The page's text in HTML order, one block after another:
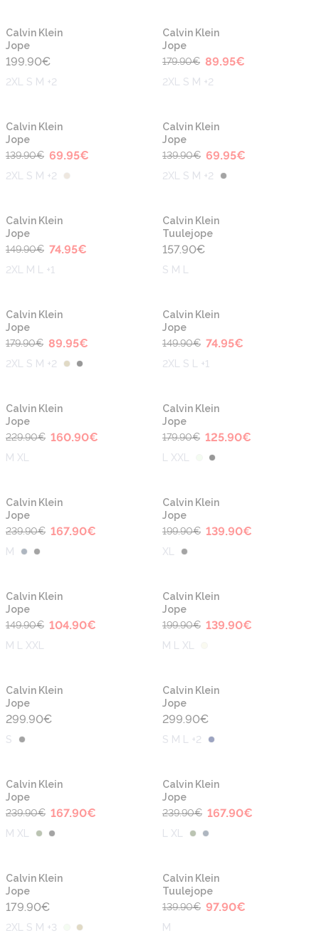
Calvin Klein
Jope
199.90€
2XL S M +2
-50%
Calvin Klein
Jope
179.90€ 89.95€
2XL S M +2
-50%
Calvin Klein
Jope
139.90€ 69.95€
2XL S M +2
-50%
Calvin Klein
Jope
139.90€ 69.95€
2XL S M +2
-50%
Calvin Klein
Jope
149.90€ 74.95€
2XL M L +1
Calvin Klein
Tuulejope
157.90€
S M L
-50%
Calvin Klein
Jope
179.90€ 89.95€
2XL S M +2
-50%
Calvin Klein
Jope
149.90€ 74.95€
2XL S L +1
-30%
Calvin Klein
Jope
229.90€ 160.90€
M XL
-30%
Calvin Klein
Jope
179.90€ 125.90€
L XXL
-30%
Calvin Klein
Jope
239.90€ 167.90€
M
-30%
Calvin Klein
Jope
199.90€ 139.90€
XL
-30%
Calvin Klein
Jope
149.90€ 104.90€
M L XXL
-30%
Calvin Klein
Jope
199.90€ 139.90€
M L XL
Calvin Klein
Jope
299.90€
S
Calvin Klein
Jope
299.90€
S M L +2
-30%
Calvin Klein
Jope
239.90€ 167.90€
M XL
-30%
Calvin Klein
Jope
239.90€ 167.90€
L XL
Calvin Klein
Jope
179.90€
2XL S M +3
-30%
Calvin Klein
Tuulejope
139.90€ 97.90€
M